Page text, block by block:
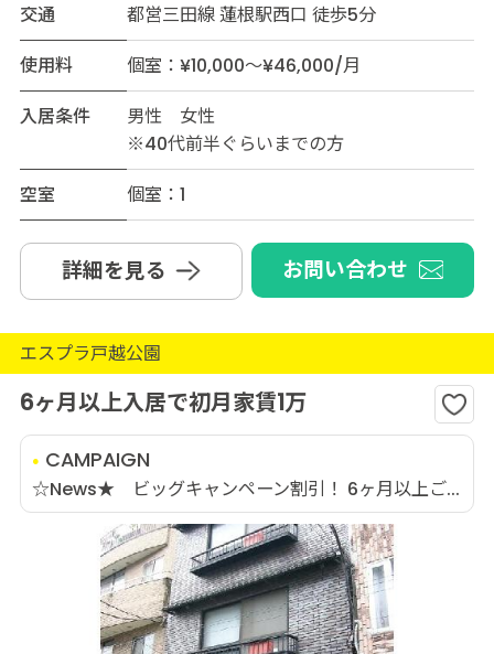
交通
都営三田線 蓮根駅西口 徒歩5分
使用料
個室：¥10,000～¥46,000/月
入居条件
男性 女性
※40代前半ぐらいまでの方
空室
個室：1
詳細を見る お問い合わせ
エスプラ戸越公園
6ヶ月以上入居で初月家賃1万
CAMPAIGN
☆News★ ビッグキャンペーン割引！ 6ヶ月以上ご...